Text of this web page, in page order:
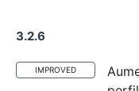
3.2.6
IMPROVED